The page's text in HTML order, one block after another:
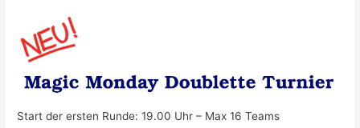
Start der ersten Runde: 19.00 Uhr – Max 16 Teams